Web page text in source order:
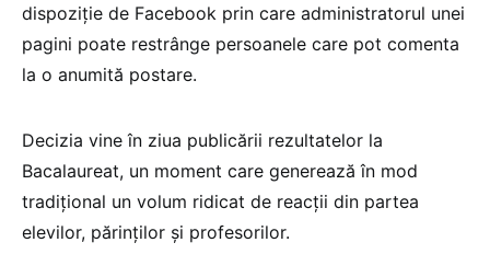
dispoziție de Facebook prin care administratorul unei
pagini poate restrânge persoanele care pot comenta
la o anumită postare.
Decizia vine în ziua publicării rezultatelor la
Bacalaureat, un moment care generează în mod
tradițional un volum ridicat de reacții din partea
elevilor, părinților și profesorilor.